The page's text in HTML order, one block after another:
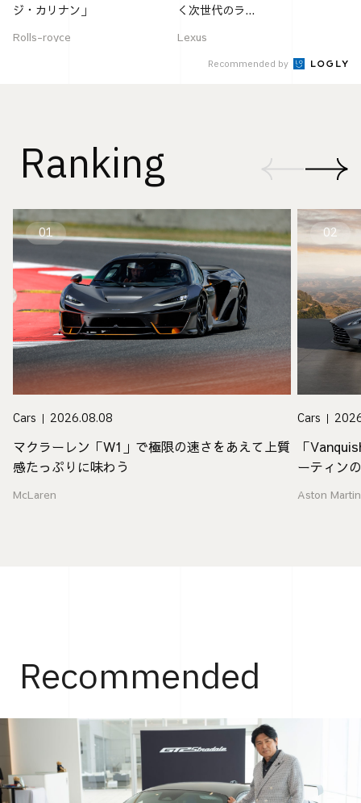
ジ・カリナン」
Rolls-royce
く次世代のラ...
Lexus
Recommended by
Ranking
01
Cars 2026.08.08
マクラーレン「W1」で極限の速さをあえて上質
感たっぷりに味わう
McLaren
02
Cars
「
ーティン
Aston Martin
Recommended